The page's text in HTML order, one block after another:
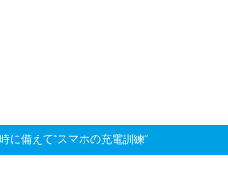
に備えて“スマホの充電訓練”